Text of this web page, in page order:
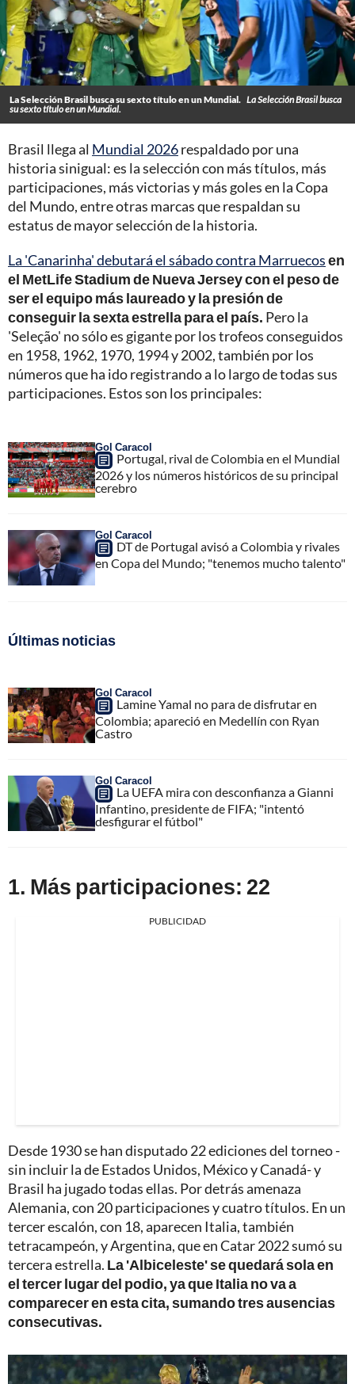
La Selección Brasil busca su sexto título en un Mundial. La Selección Brasil busca
su sexto título en un Mundial.
Brasil llega al Mundial 2026respaldado por una
historia sinigual: es la selección con más títulos, más
participaciones, más victorias y más goles en la Copa
del Mundo, entre otras marcas que respaldan su
estatus de mayor selección de la historia.
La 'Canarinha' debutará el sábado contra Marruecosen
el MetLife Stadium de Nueva Jersey con el peso de
ser el equipo más laureado y la presión de
conseguir la sexta estrella para el país. Pero la
'Seleção' no sólo es gigante por los trofeos conseguidos
en 1958, 1962, 1970, 1994 y 2002, también por los
números que ha ido registrando a lo largo de todas sus
participaciones. Estos son los principales:
Gol Caracol
Portugal, rival de Colombia en el Mundial
2026 y los números históricos de su principal
cerebro
Gol Caracol
DT de Portugal avisó a Colombia y rivales
en Copa del Mundo; "tenemos mucho talento"
Últimas noticias
Gol Caracol
Lamine Yamal no para de disfrutar en
Colombia; apareció en Medellín con Ryan
Castro
Gol Caracol
La UEFA mira con desconfianza a Gianni
Infantino, presidente de FIFA; "intentó
desfigurar el fútbol"
1. Más participaciones: 22
PUBLICIDAD
Desde 1930 se han disputado 22 ediciones del torneo -
sin incluir la de Estados Unidos, México y Canadá- y
Brasil ha jugado todas ellas. Por detrás amenaza
Alemania, con 20 participaciones y cuatro títulos. En un
tercer escalón, con 18, aparecen Italia, también
tetracampeón, y Argentina, que en Catar 2022 sumó su
tercera estrella. La 'Albiceleste' se quedará sola en
el tercer lugar del podio, ya que Italia no va a
comparecer en esta cita, sumando tres ausencias
consecutivas.